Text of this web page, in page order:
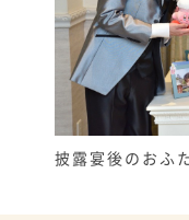
披露宴後のおふ